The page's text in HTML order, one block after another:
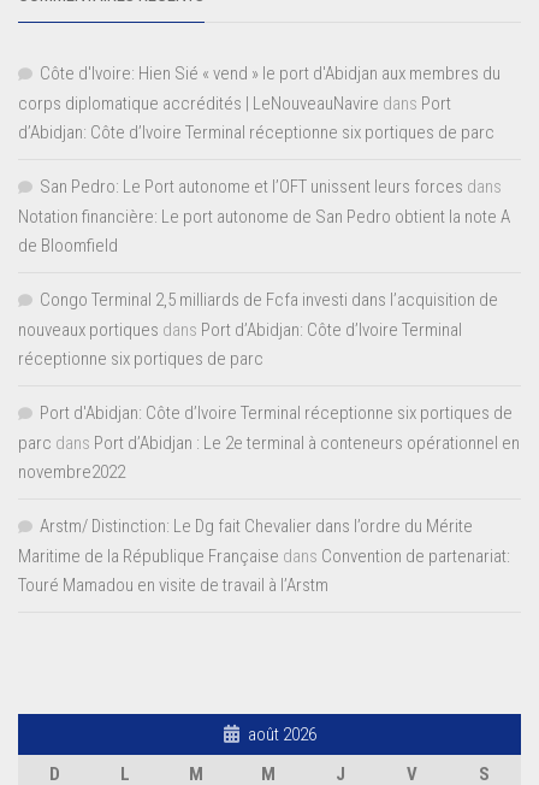
Côte d'Ivoire: Hien Sié « vend » le port d'Abidjan aux membres du
corps diplomatique accrédités | LeNouveauNavire dans Port
d’Abidjan: Côte d’Ivoire Terminal réceptionne six portiques de parc
San Pedro: Le Port autonome et l’OFT unissent leurs forces dans
Notation financière: Le port autonome de San Pedro obtient la note A
de Bloomfield
Congo Terminal 2,5 milliards de Fcfa investi dans l’acquisition de
nouveaux portiques dans Port d’Abidjan: Côte d’Ivoire Terminal
réceptionne six portiques de parc
Port d'Abidjan: Côte d’Ivoire Terminal réceptionne six portiques de
parc dans Port d’Abidjan : Le 2e terminal à conteneurs opérationnel en
novembre2022
Arstm/ Distinction: Le Dg fait Chevalier dans l’ordre du Mérite
Maritime de la République Française dans Convention de partenariat:
Touré Mamadou en visite de travail à l’Arstm
août 2026
D
L M M J V
S